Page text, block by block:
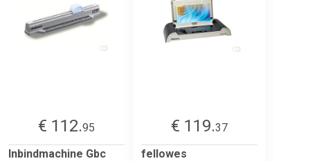
€ 112.95
Inbindmachine Gbc
€ 119.37
fellowes